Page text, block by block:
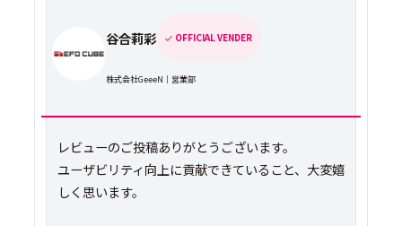
谷合莉彩 OFFICIAL VENDER
株式会社GeeeN｜営業部
レビューのご投稿ありがとうございます。
ユーザビリティ向上に貢献できていること、大変嬉
しく思います。